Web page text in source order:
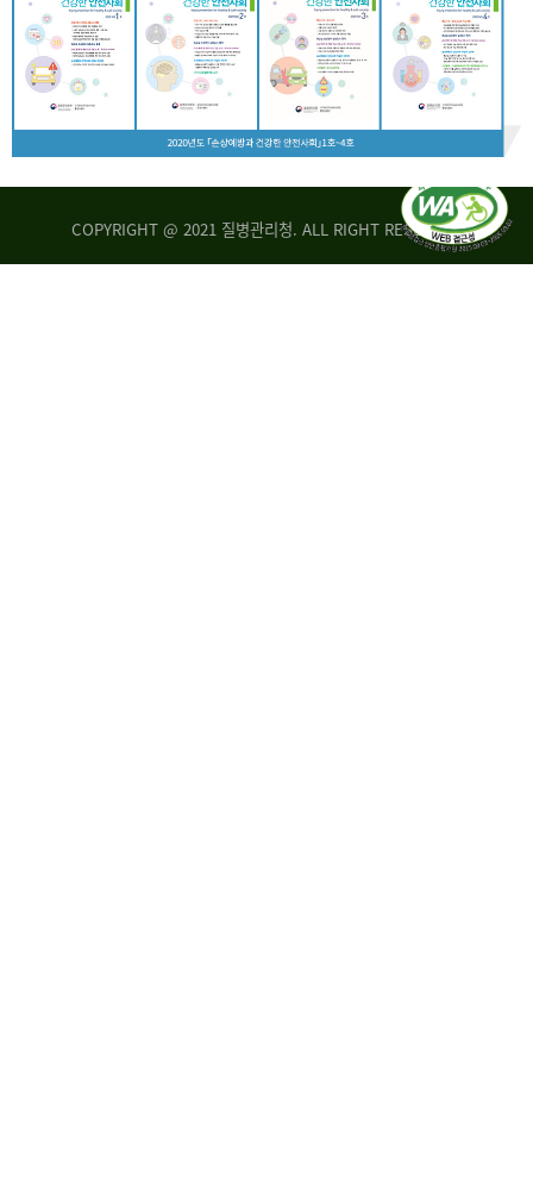
COPYRIGHT @ 2021 질병관리청. ALL RIGHT RESERVED